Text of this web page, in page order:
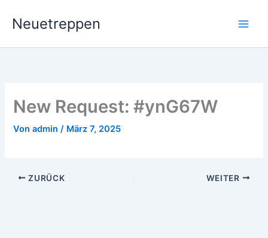
InhaltNeuetreppen
New Request: #ynG67W
Vonadmin/ März 7, 2025
ZURÜCK WEITER